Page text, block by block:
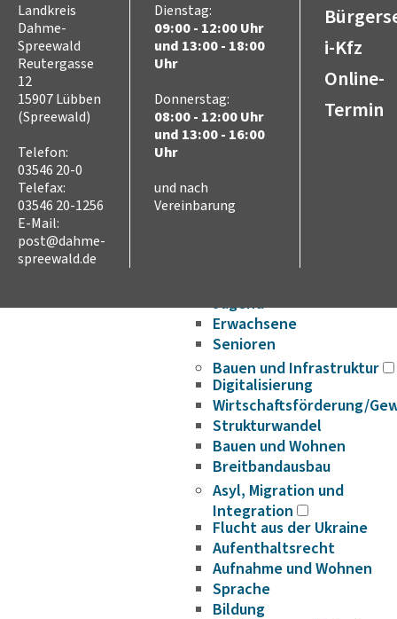
Stellenausschreibungen
Wahlen
Vorsitz des Kreistages
Rats- und
Kreistag
Jugend
Erwachsene
Senioren
Bauen und Infrastruktur
Digitalisierung
Wirtschaftsförderung/
Strukturwandel
Bauen und Wohnen
Breitbandausbau
Asyl, Migration und
Integration
Flucht aus der Ukraine
Aufenthaltsrecht
Aufnahme und Wohnen
Sprache
Bildung
Landkreis
Dahme-
Spreewald
Reutergasse
12
15907 Lübben
(Spreewald)
Telefon:
03546 20-0
Telefax:
03546 20-1256
E-Mail:
post@dahme-
spreewald.de
Dienstag:
09:00 - 12:00 Uhr
und 13:00 - 18:00
Uhr
Donnerstag:
08:00 - 12:00 Uhr
und 13:00 - 16:00
Uhr
und nach
Vereinbarung
i-Kfz
Online-
Termin